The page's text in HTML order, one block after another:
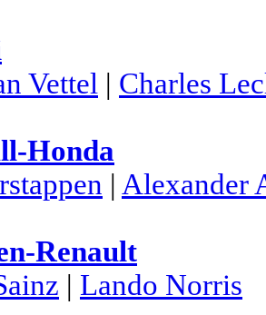
Vettel | Charles
Honda
| Alexander
Renault
| Lando Norris